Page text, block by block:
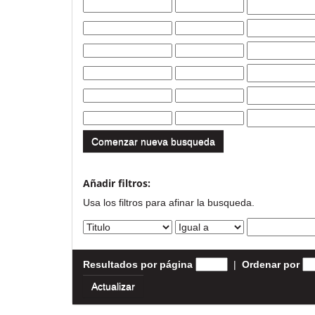
Comenzar nueva busqueda
Añadir filtros:
Usa los filtros para afinar la busqueda.
Resultados por página | Ordenar por